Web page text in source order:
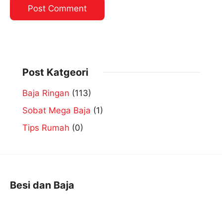
Post Katgeori
Baja Ringan (113)
Sobat Mega Baja (1)
Tips Rumah (0)
Besi dan Baja